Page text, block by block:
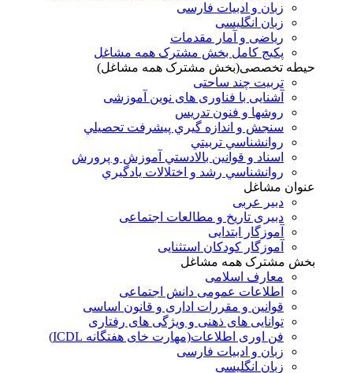
زبان و ادبیات فارسی
زبان انگلیسی
ریاضی و آمار مقدمات
پکیج کامل بخش مشترک همه مشاغل
حیطه تخصصی(بخش مشترک همه مشاغل)
تربیت چند ساحتی
آشنایی با فناوری های نوین آموزشی
روشها و فنون تدريس
سنجش و اندازه گيري پيشرفت تحصيلي
روانشناسي تربيتي
اسناد و قوانين بالادستي آموزش و پرورش
روانشناسي رشد و اختلالات يادگيري
عنوان مشاغل
دبير عربی
دبیری تاریخ و مطالعات اجتماعی
آموزگار ابتدایی
آموزگار کودکان استثنایی
بخش مشترک همه مشاغل
معارف اسلامی
اطلاعات عمومی دانش اجتماعی
قوانین و مقررات اداری و قانون اساسی
توانایی های ذهنی و ویژگی های رفتاری
فن اوری اطلاعات(مهارت خای هفتگانه ICDL)
زبان و ادبیات فارسی
زبان انگلیسی